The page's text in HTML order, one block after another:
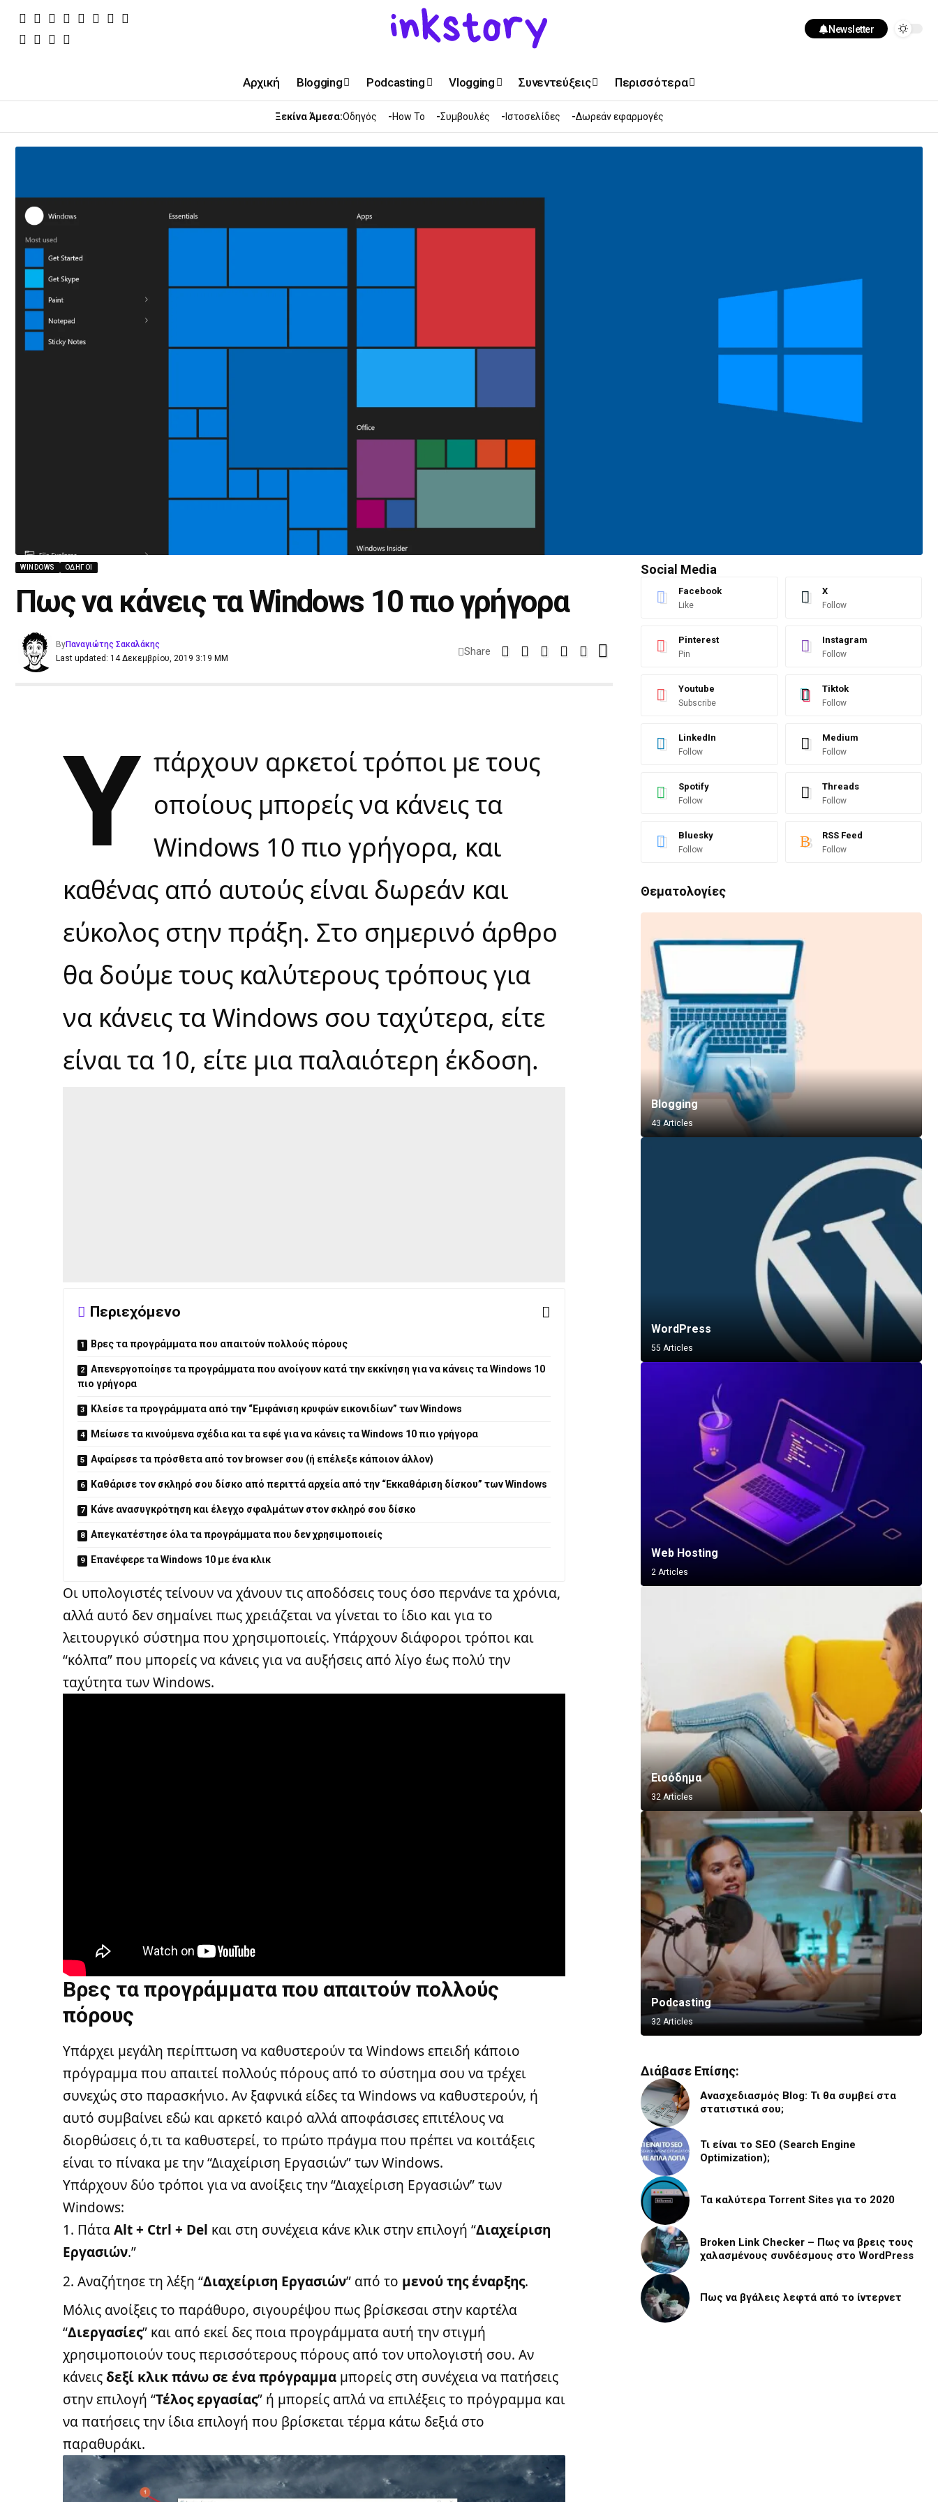
Newsletter
Αρχική Blogging Podcasting Vlogging Συνεντεύξεις Περισσότερα
Ξεκίνα Άμεσα:Οδηγός How To Συμβουλές Ιστοσελίδες Δωρεάν εφαρμογές
WINDOWS ΟΔΗΓΟΊ
Πως να κάνεις τα Windows 10 πιο γρήγορα
Last updated: 14 Δεκεμβρίου, 2019 3:19 ΜΜ
ByΠαναγιώτης Σακαλάκης
Share
Υ πάρχουν αρκετοί τρόποι με τους
οποίους μπορείς να κάνεις τα
Windows 10 πιο γρήγορα, και
καθένας από αυτούς είναι δωρεάν και
εύκολος στην πράξη. Στο σημερινό άρθρο
θα δούμε τους καλύτερους τρόπους για
να κάνεις τα Windows σου ταχύτερα, είτε
είναι τα 10, είτε μια παλαιότερη έκδοση.
Περιεχόμενο
Βρες τα προγράμματα που απαιτούν πολλούς πόρους
Απενεργοποίησε τα προγράμματα που ανοίγουν κατά την εκκίνηση για να κάνεις τα Windows 10
πιο γρήγορα
Κλείσε τα προγράμματα από την “Εμφάνιση κρυφών εικονιδίων” των Windows
Μείωσε τα κινούμενα σχέδια και τα εφέ για να κάνεις τα Windows 10 πιο γρήγορα
Αφαίρεσε τα πρόσθετα από τον browser σου (ή επέλεξε κάποιον άλλον)
Καθάρισε τον σκληρό σου δίσκο από περιττά αρχεία από την “Εκκαθάριση δίσκου” των Windows
Κάνε ανασυγκρότηση και έλεγχο σφαλμάτων στον σκληρό σου δίσκο
Απεγκατέστησε όλα τα προγράμματα που δεν χρησιμοποιείς
Επανέφερε τα Windows 10 με ένα κλικ
Οι υπολογιστές τείνουν να χάνουν τις αποδόσεις τους όσο περνάνε τα χρόνια,
αλλά αυτό δεν σημαίνει πως χρειάζεται να γίνεται το ίδιο και για το
λειτουργικό σύστημα που χρησιμοποιείς. Υπάρχουν διάφοροι τρόποι και
“κόλπα” που μπορείς να κάνεις για να αυξήσεις από λίγο έως πολύ την
ταχύτητα των Windows.
Βρες τα προγράμματα που απαιτούν πολλούς
πόρους
Υπάρχει μεγάλη περίπτωση να καθυστερούν τα Windows επειδή κάποιο
πρόγραμμα που απαιτεί πολλούς πόρους από το σύστημα σου να τρέχει
συνεχώς στο παρασκήνιο. Αν ξαφνικά είδες τα Windows να καθυστερούν, ή
αυτό συμβαίνει εδώ και αρκετό καιρό αλλά αποφάσισες επιτέλους να
διορθώσεις ό,τι τα καθυστερεί, το πρώτο πράγμα που πρέπει να κοιτάξεις
είναι το πίνακα με την “Διαχείριση Εργασιών” των Windows.
Υπάρχουν δύο τρόποι για να ανοίξεις την “Διαχείριση Εργασιών” των
Windows:
ΠάταAlt + Ctrl + Del και στη συνέχεια κάνε κλικ στην επιλογή “Διαχείριση
Εργασιών.”
Αναζήτησε τη λέξη “Διαχείριση Εργασιών” από το μενού της έναρξης.
Μόλις ανοίξεις το παράθυρο, σιγουρέψου πως βρίσκεσαι στην καρτέλα
“Διεργασίες” και από εκεί δες ποια προγράμματα αυτή την στιγμή
χρησιμοποιούν τους περισσότερους πόρους από τον υπολογιστή σου. Αν
κάνειςδεξί κλικ πάνω σε ένα πρόγραμμα μπορείς στη συνέχεια να πατήσεις
στην επιλογή “Τέλος εργασίας” ή μπορείς απλά να επιλέξεις το πρόγραμμα και
να πατήσεις την ίδια επιλογή που βρίσκεται τέρμα κάτω δεξιά στο
παραθυράκι.
Social Media
Facebook
Like
X
Follow
Pinterest
Pin
Instagram
Follow
Youtube
Subscribe
Tiktok
Follow
LinkedIn
Follow
Medium
Follow
Spotify
Follow
Threads
Follow
Bluesky
Follow
RSS Feed
Follow
Θεματολογίες
Blogging
43 Articles
WordPress
55 Articles
Web Hosting
2 Articles
Εισόδημα
32 Articles
Podcasting
32 Articles
Vlogging
8 Articles
Διάβασε Επίσης:
Ανασχεδιασμός Blog: Τι θα συμβεί στα
στατιστικά σου;
Τι είναι το SEO (Search Engine
Optimization);
Τα καλύτερα Torrent Sites για το 2020
Broken Link Checker – Πως να βρεις τους
χαλασμένους συνδέσμους στο WordPress
Πως να βγάλεις λεφτά από το ίντερνετ